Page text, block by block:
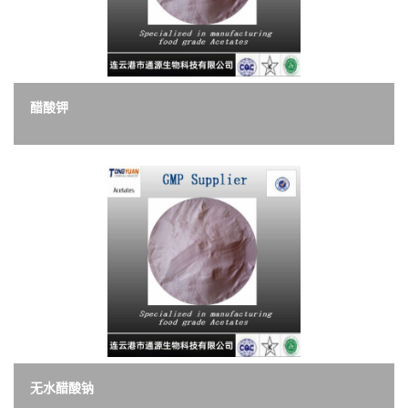
醋酸钾
无水醋酸钠